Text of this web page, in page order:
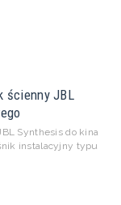
ścienny JBL
Synthesis do kina
instalacyjny typu